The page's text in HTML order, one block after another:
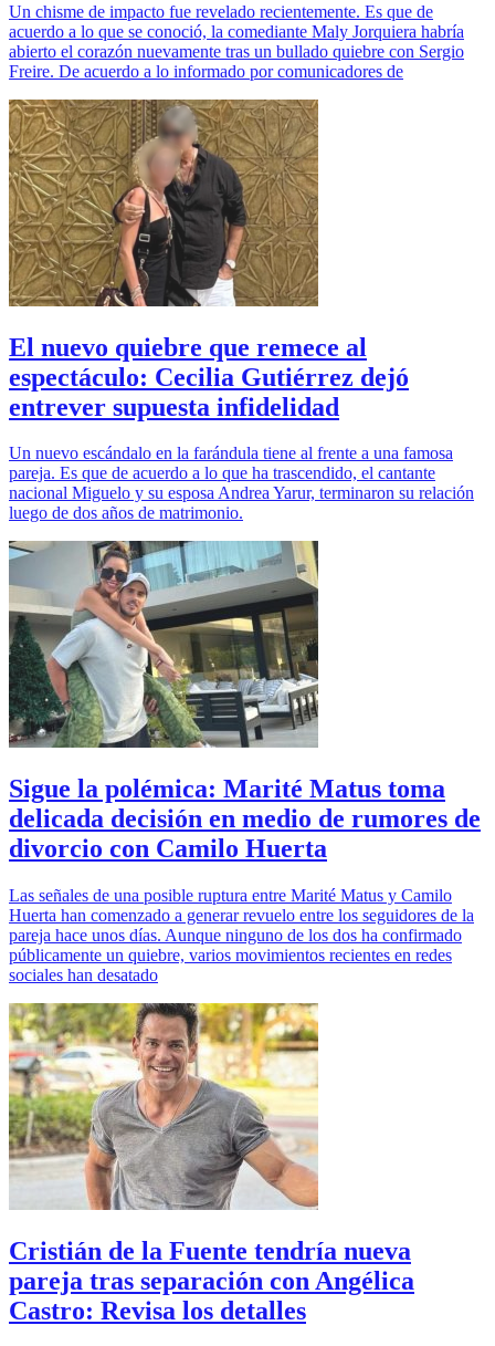
Un chisme de impacto fue revelado recientemente. Es que de
acuerdo a lo que se conoció, la comediante Maly Jorquiera habría
abierto el corazón nuevamente tras un bullado quiebre con Sergio
Freire. De acuerdo a lo informado por comunicadores de
El nuevo quiebre que remece al
espectáculo: Cecilia Gutiérrez dejó
entrever supuesta infidelidad
Un nuevo escándalo en la farándula tiene al frente a una famosa
pareja. Es que de acuerdo a lo que ha trascendido, el cantante
nacional Miguelo y su esposa Andrea Yarur, terminaron su relación
luego de dos años de matrimonio.
Sigue la polémica: Marité Matus toma
delicada decisión en medio de rumores de
divorcio con Camilo Huerta
Las señales de una posible ruptura entre Marité Matus y Camilo
Huerta han comenzado a generar revuelo entre los seguidores de la
pareja hace unos días. Aunque ninguno de los dos ha confirmado
públicamente un quiebre, varios movimientos recientes en redes
sociales han desatado
Cristián de la Fuente tendría nueva
pareja tras separación con Angélica
Castro: Revisa los detalles